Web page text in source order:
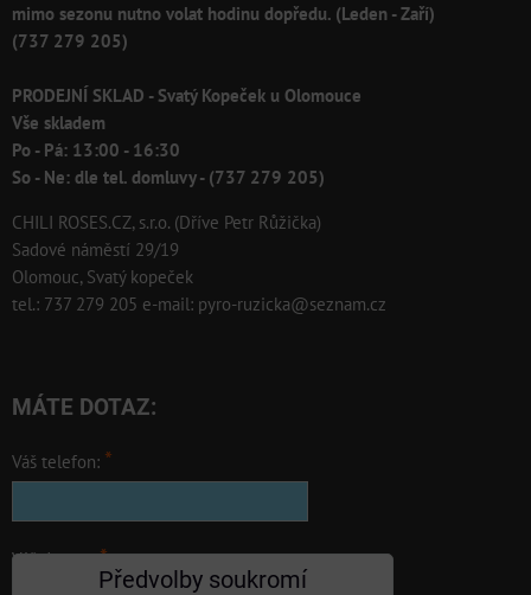
mimo sezonu nutno volat hodinu dopředu. (Leden - Zaří)
(737 279 205)
PRODEJNÍ SKLAD - Svatý Kopeček u Olomouce
Vše skladem
Po - Pá: 13:00 - 16:30
So - Ne: dle tel. domluvy - (737 279 205)
CHILI ROSES.CZ, s.r.o. (Dříve Petr Růžička)
Sadové náměstí 29/19
Olomouc, Svatý kopeček
tel.: 737 279 205 e-mail: pyro-ruzicka@seznam.cz
MÁTE DOTAZ:
Váš telefon: *
Váš dotaz: :*
Předvolby soukromí